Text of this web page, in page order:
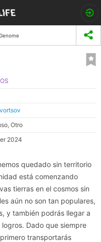
Otro
2024
quedado sin territorio
está comenzando
tierras en el cosmos sin
aún no son tan populares,
y también podrás llegar a
Dado que siempre
transportarás